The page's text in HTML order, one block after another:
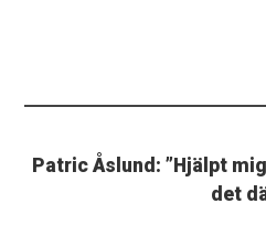
Patric Åslund: ”Hjälpt
det